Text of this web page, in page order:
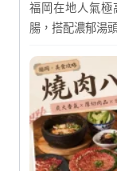
福岡在地人氣極
腸，搭配濃郁湯